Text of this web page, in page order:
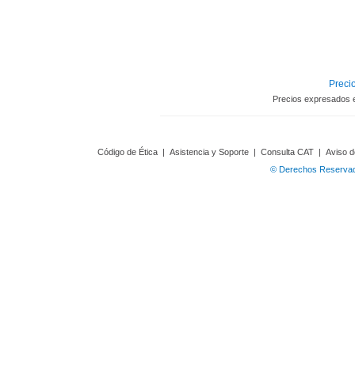
Precios expresados
Código de Ética | Asistencia y Soporte | Consulta CAT | Aviso
© Derechos